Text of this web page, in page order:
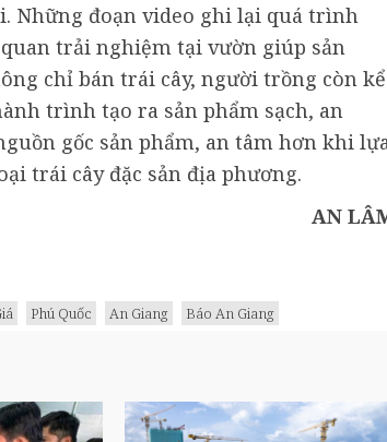
Những đoạn video ghi lại quá trình
trải nghiệm tại vườn giúp sản
chỉ bán trái cây, người trồng còn kể
trình tạo ra sản phẩm sạch, an
gốc sản phẩm, an tâm hơn khi
trái cây đặc sản địa phương.
AN
Phú Quốc An Giang Báo An Giang